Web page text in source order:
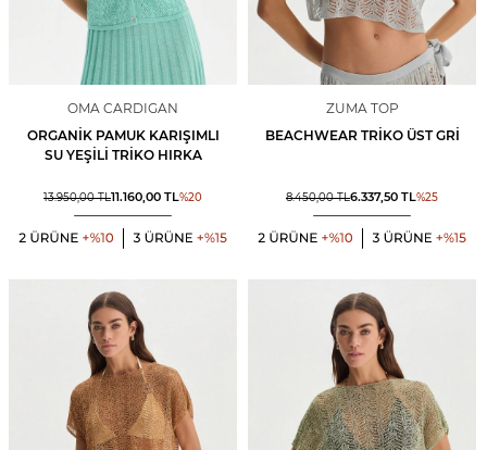
OMA CARDIGAN
ORGANIK PAMUK KARIŞIMLI
SU YEŞILI TRIKO HIRKA
13.950,00TL11.160,00 TL%20
ZUMA TOP
BEACHWEAR TRIKO ÜST GRI
8.450,00TL6.337,50 TL%25